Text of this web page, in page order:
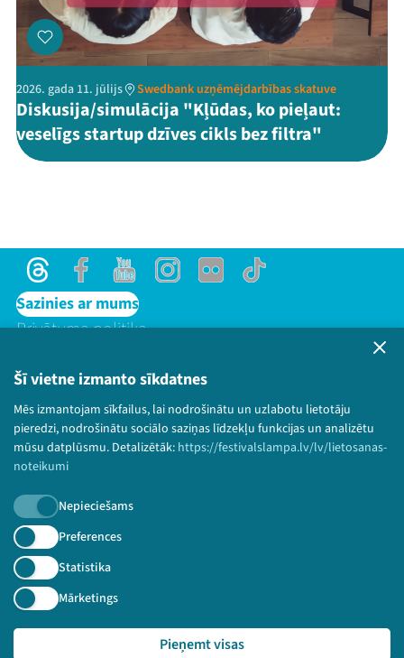
Šī vietne izmanto sīkdatnes
Mēs izmantojam sīkfailus, lai nodrošinātu un uzlabotu lietotāju
pieredzi, nodrošinātu sociālo saziņas līdzekļu funkcijas un analizētu
mūsu datplūsmu. Detalizētāk: https://festivalslampa.lv/lv/lietosanas-
noteikumi
Nepieciešams
Preferences
Statistika
Mārketings
Pieņemt visas
2026. gada 11. jūlijs Swedbank uzņēmējdarbības skatuve
Diskusija/simulācija "Kļūdas, ko pieļaut:
veselīgs startup dzīves cikls bez filtra"
ThreadsFacebookYoutubeInstagram
Flick TikTok
Sazinies ar mums
Privātuma politika
Bērnu aizsardzības politika
© 2026 Sarunu festivāls LAMPA Visas tiesības
paturētas.
Piesakies jaunumiem!
Nepalaid garām aktuālāko informāciju!